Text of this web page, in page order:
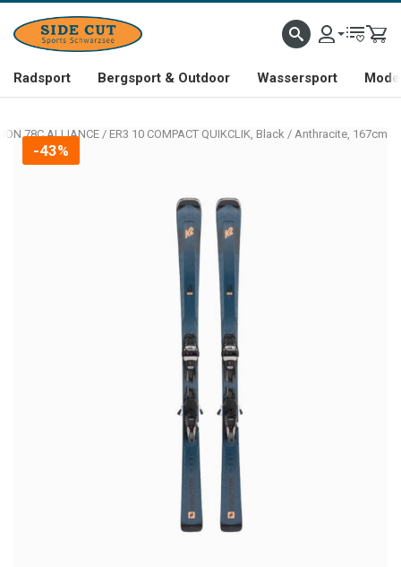
Radsport Bergsport & Outdoor Wassersport
78C ALLIANCE / ER3 10 COMPACT QUIKCLIK, Black / Anthracite, 167cm
-43%